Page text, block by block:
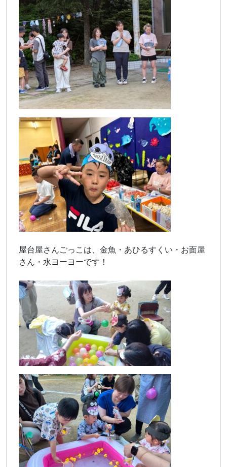
屋台屋さんごっこは、金魚・あひるすくい・お面屋
さん・水ヨーヨーです！